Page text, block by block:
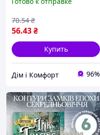
56.43₴
70.54 ₴
Купить
Дім і Комфорт 96%